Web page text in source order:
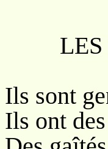
LES
Ils sont
Ils ont